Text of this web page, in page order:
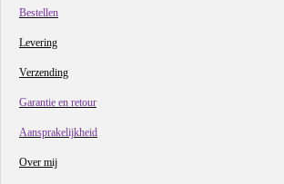
Bestellen
Levering
Verzending
Garantie en retour
Aansprakelijkheid
Over mij